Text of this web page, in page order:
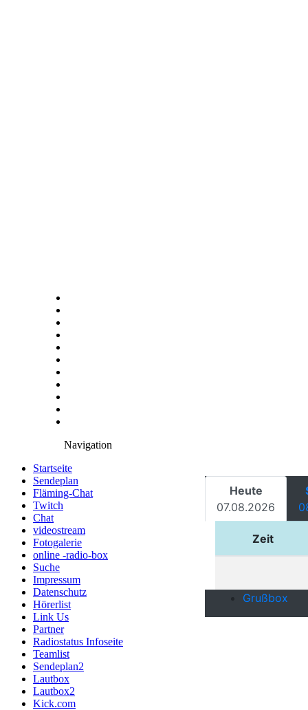
Navigation
Startseite
Sendeplan
Fläming-Chat
Twitch
Chat
videostream
Fotogalerie
online -radio-box
Suche
Impressum
Datenschutz
Hörerlist
Link Us
Partner
Radiostatus Infoseite
Teamlist
Sendeplan2
Lautbox
Lautbox2
Kick.com